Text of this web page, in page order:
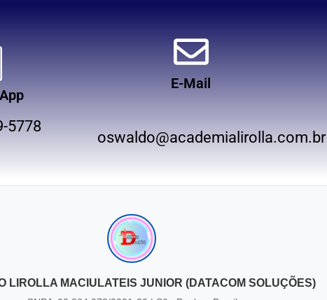
5778
E-Mail
oswaldo@academialirolla.com.br
LIROLLA MACIULATEIS JUNIOR (DATACOM SOLUÇÕES)